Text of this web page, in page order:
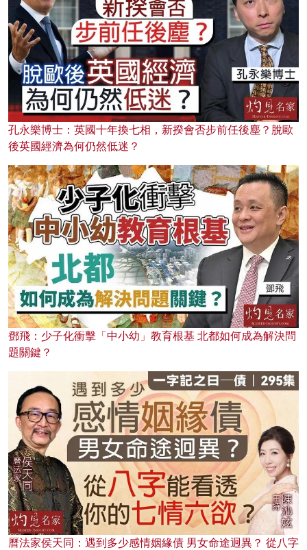
孔永樂博士：英國十年換七相，新揆會否步前任後塵？脫歐
後英國經濟為何仍然低迷？
鄧飛：少子化衝擊「中小幼」教育根基 北都如何成為解決問
題關鍵？
曆法家侯天同：遇到多少感情姻緣債 男女命途迥異？ 從八字